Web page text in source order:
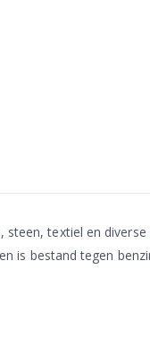
textiel en
is bestand tegen